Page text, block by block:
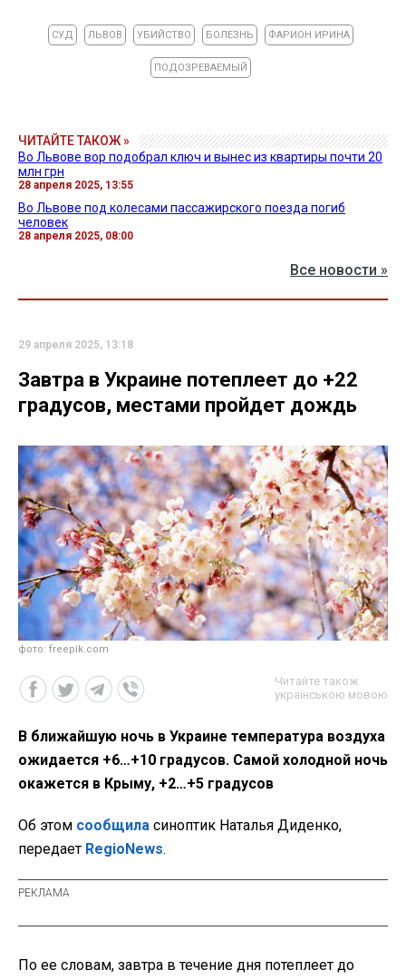
СУД ЛЬВОВ УБИЙСТВО БОЛЕЗНЬ ФАРИОН ИРИНА
ПОДОЗРЕВАЕМЫЙ
ЧИТАЙТЕ ТАКОЖ »
Во Львове вор подобрал ключ и вынес из квартиры почти 20
млн грн
28 апреля 2025, 13:55
Во Львове под колесами пассажирского поезда погиб
человек
28 апреля 2025, 08:00
Все новости »
29 апреля 2025, 13:18
Завтра в Украине потеплеет до +22
градусов, местами пройдет дождь
фото: freepik.com
Читайте також
українською мовою
В ближайшую ночь в Украине температура воздуха
ожидается +6…+10 градусов. Самой холодной ночь
окажется в Крыму, +2…+5 градусов
Об этом сообщила синоптик Наталья Диденко,
передает RegioNews.
По ее словам, завтра в течение дня потеплеет до